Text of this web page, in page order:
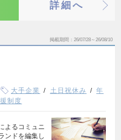
詳細へ
掲載期間 26/07/28～26/08/10
大手企業 土日祝休み
年
制度
よるコミュニ
ンドを編集し